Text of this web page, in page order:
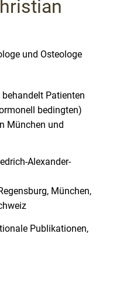
und Osteologe
Patienten
bedingten)
München und
Alexander-
München,
Publikationen,